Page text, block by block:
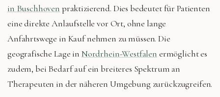
in Buschhoven praktizierend. Dies bedeutet für Patienten
eine direkte Anlaufstelle vor Ort, ohne lange
Anfahrtswege in Kauf nehmen zu müssen. Die
geografische Lage in Nordrhein-Westfalen ermöglicht es
zudem, bei Bedarf auf ein breiteres Spektrum an
Therapeuten in der näheren Umgebung zurückzugreifen.